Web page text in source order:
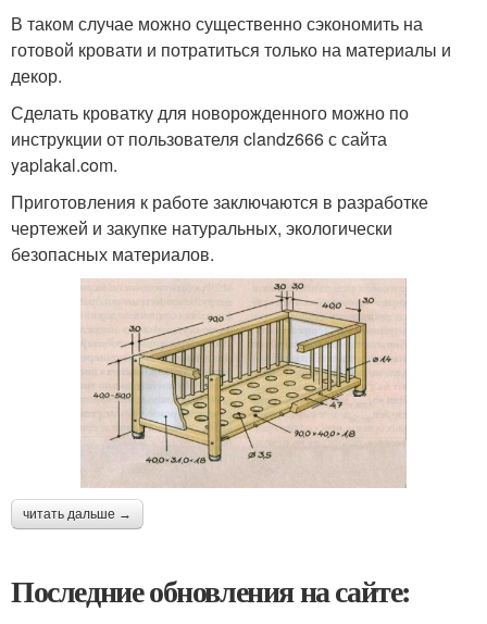
В таком случае можно существенно сэкономить на
готовой кровати и потратиться только на материалы и
декор.
Сделать кроватку для новорожденного можно по
инструкции от пользователя clandz666 с сайта
yaplakal.com.
Приготовления к работе заключаются в разработке
чертежей и закупке натуральных, экологически
безопасных материалов.
читать дальше →
Последние обновления на сайте: